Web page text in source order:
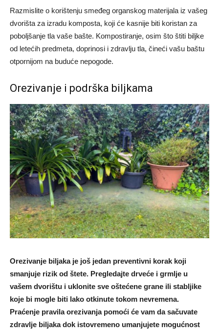
Razmislite o korištenju smeđeg organskog materijala iz vašeg
dvorišta za izradu komposta, koji će kasnije biti koristan za
poboljšanje tla vaše bašte. Kompostiranje, osim što štiti biljke
od letećih predmeta, doprinosi i zdravlju tla, čineći vašu baštu
otpornijom na buduće nepogode.
Orezivanje i podrška biljkama
Orezivanje biljaka je još jedan preventivni korak koji
smanjuje rizik od štete. Pregledajte drveće i grmlje u
vašem dvorištu i uklonite sve oštećene grane ili stabljike
koje bi mogle biti lako otkinute tokom nevremena.
Praćenje pravila orezivanja pomoći će vam da sačuvate
zdravlje biljaka dok istovremeno umanjujete mogućnost